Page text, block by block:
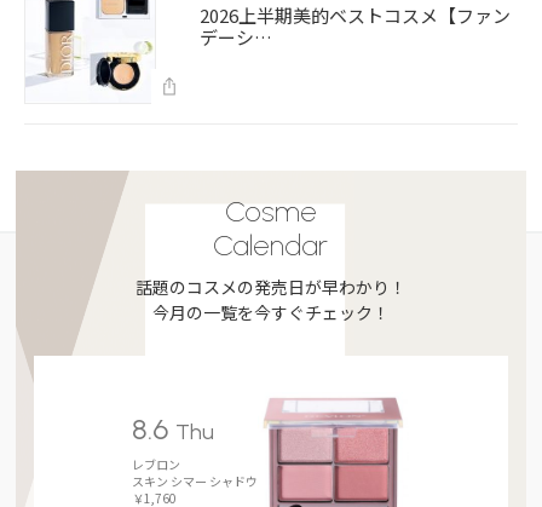
2026上半期美的ベストコスメ【ファン
デーシ…
Cosme
Calendar
話題のコスメの発売日が早わかり！
今月の一覧を今すぐチェック！
8.6 Thu
レブロン
スキン シマー シャドウ
￥1,760